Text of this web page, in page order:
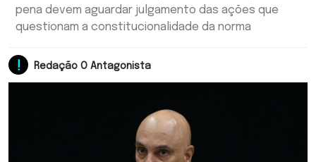
pena devem aguardar julgamento das ações que
questionam a constitucionalidade da norma
Redação O Antagonista